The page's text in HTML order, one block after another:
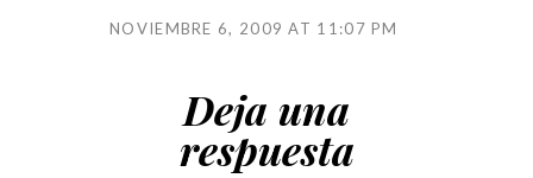
NOVIEMBRE 6, 2009 AT 11:07 PM
Deja una
respuesta